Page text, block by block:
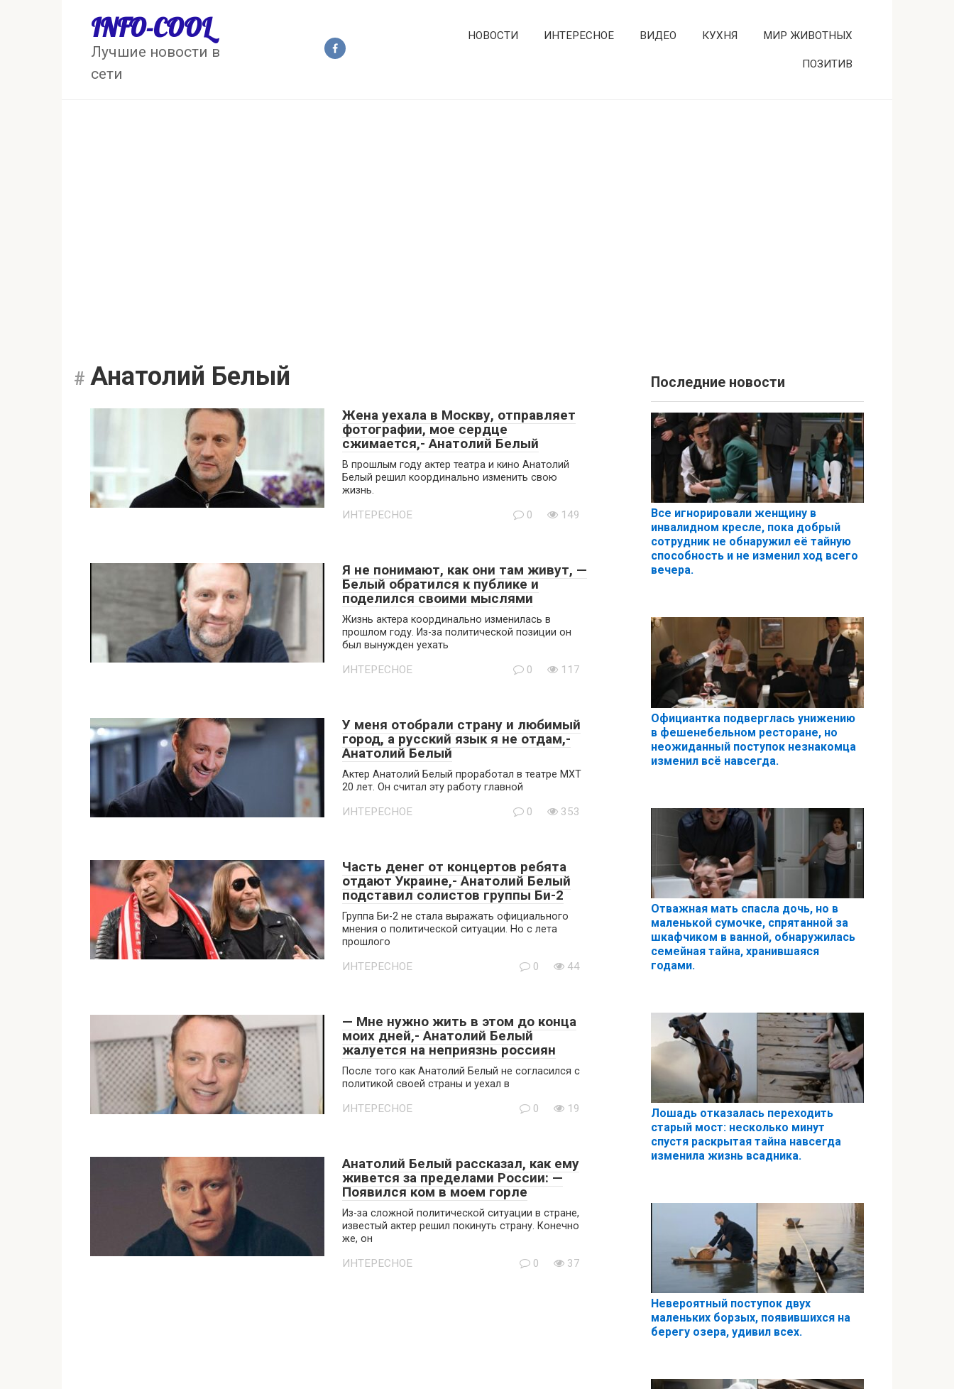
INFO-COOL
Лучшие новости в
сети
НОВОСТИ ИНТЕРЕСНОЕ ВИДЕО КУХНЯ МИР ЖИВОТНЫХ
ПОЗИТИВ
Анатолий Белый
Жена уехала в Москву, отправляет
фотографии, мое сердце
сжимается,- Анатолий Белый
В прошлым году актер театра и кино Анатолий
Белый решил координально изменить свою
жизнь.
ИНТЕРЕСНОЕ 0 149
Я не понимают, как они там живут, —
Белый обратился к публике и
поделился своими мыслями
Жизнь актера координально изменилась в
прошлом году. Из-за политической позиции он
был вынужден уехать
ИНТЕРЕСНОЕ 0 117
У меня отобрали страну и любимый
город, а русский язык я не отдам,-
Анатолий Белый
Актер Анатолий Белый проработал в театре МХТ
20 лет. Он считал эту работу главной
ИНТЕРЕСНОЕ 0 353
Часть денег от концертов ребята
отдают Украине,- Анатолий Белый
подставил солистов группы Би-2
Группа Би-2 не стала выражать официального
мнения о политической ситуации. Но с лета
прошлого
ИНТЕРЕСНОЕ 0 44
— Мне нужно жить в этом до конца
моих дней,- Анатолий Белый
жалуется на неприязнь россиян
После того как Анатолий Белый не согласился с
политикой своей страны и уехал в
ИНТЕРЕСНОЕ 0 19
Анатолий Белый рассказал, как ему
живется за пределами России: —
Появился ком в моем горле
Из-за сложной политической ситуации в стране,
известый актер решил покинуть страну. Конечно
же, он
ИНТЕРЕСНОЕ 0 37
Последние новости
Все игнорировали женщину в
инвалидном кресле, пока добрый
сотрудник не обнаружил её тайную
способность и не изменил ход всего
вечера.
Официантка подверглась унижению
в фешенебельном ресторане, но
неожиданный поступок незнакомца
изменил всё навсегда.
Отважная мать спасла дочь, но в
маленькой сумочке, спрятанной за
шкафчиком в ванной, обнаружилась
семейная тайна, хранившаяся
годами.
Лошадь отказалась переходить
старый мост: несколько минут
спустя раскрытая тайна навсегда
изменила жизнь всадника.
Невероятный поступок двух
маленьких борзых, появившихся на
берегу озера, удивил всех.